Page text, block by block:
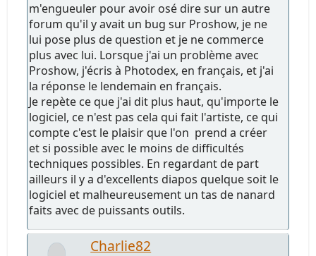
m'engueuler pour avoir osé dire sur un autre
forum qu'il y avait un bug sur Proshow, je ne
lui pose plus de question et je ne commerce
plus avec lui. Lorsque j'ai un problème avec
Proshow, j'écris à Photodex, en français, et j'ai
la réponse le lendemain en français.
Je repète ce que j'ai dit plus haut, qu'importe le
logiciel, ce n'est pas cela qui fait l'artiste, ce qui
compte c'est le plaisir que l'on prend a créer
et si possible avec le moins de difficultés
techniques possibles. En regardant de part
ailleurs il y a d'excellents diapos quelque soit le
logiciel et malheureusement un tas de nanard
faits avec de puissants outils.
Charlie82